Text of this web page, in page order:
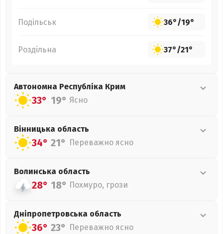
Подільськ 36°/19°
Роздільна 37°/21°
Автономна Республіка Крим
33° 19° Ясно
Вінницька область
34° 21° Переважно ясно
Волинська область
28° 18° Похмуро, грози
Дніпропетровська область
36° 23° Переважно ясно